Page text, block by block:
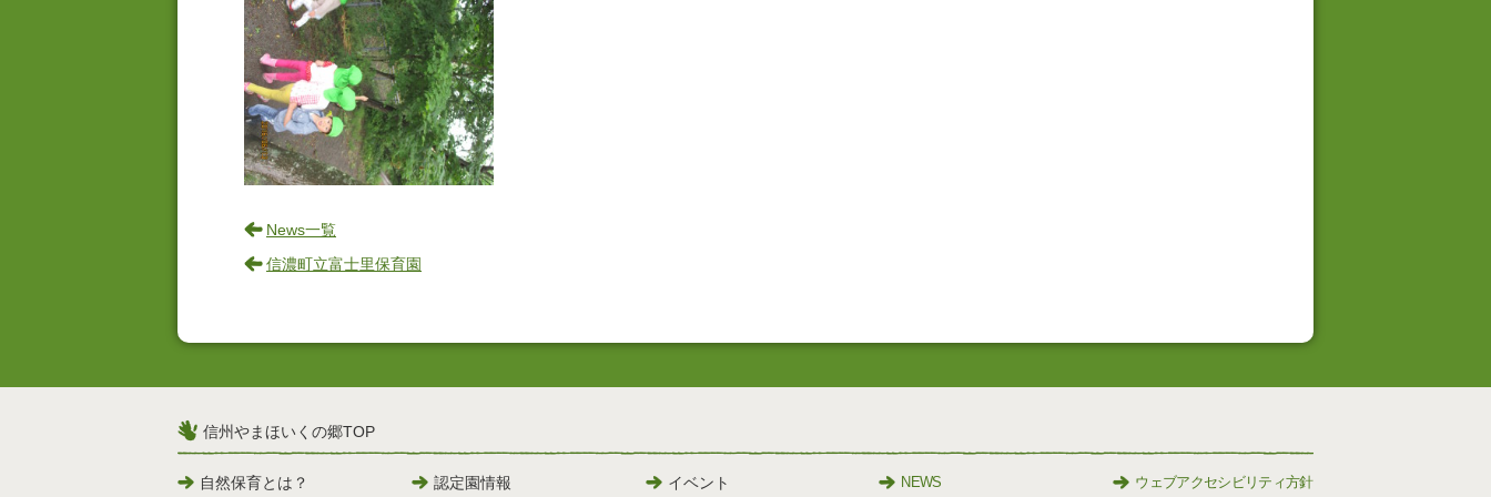
News一覧
信濃町立富士里保育園
信州やまほいくの郷TOP
自然保育とは？ 認定園情報 イベント NEWS ウェブアクセシビリティ方針